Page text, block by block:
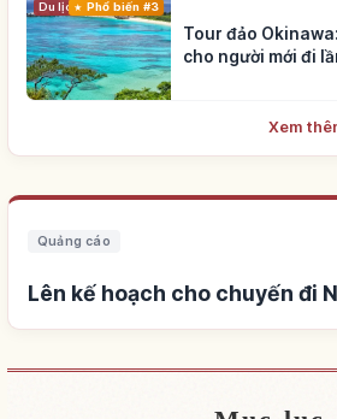
Du lịch Phổ biến #3
Tour đảo
cho người mới đi
Xem
Quảng cáo
Lên kế hoạch cho chuyến đi